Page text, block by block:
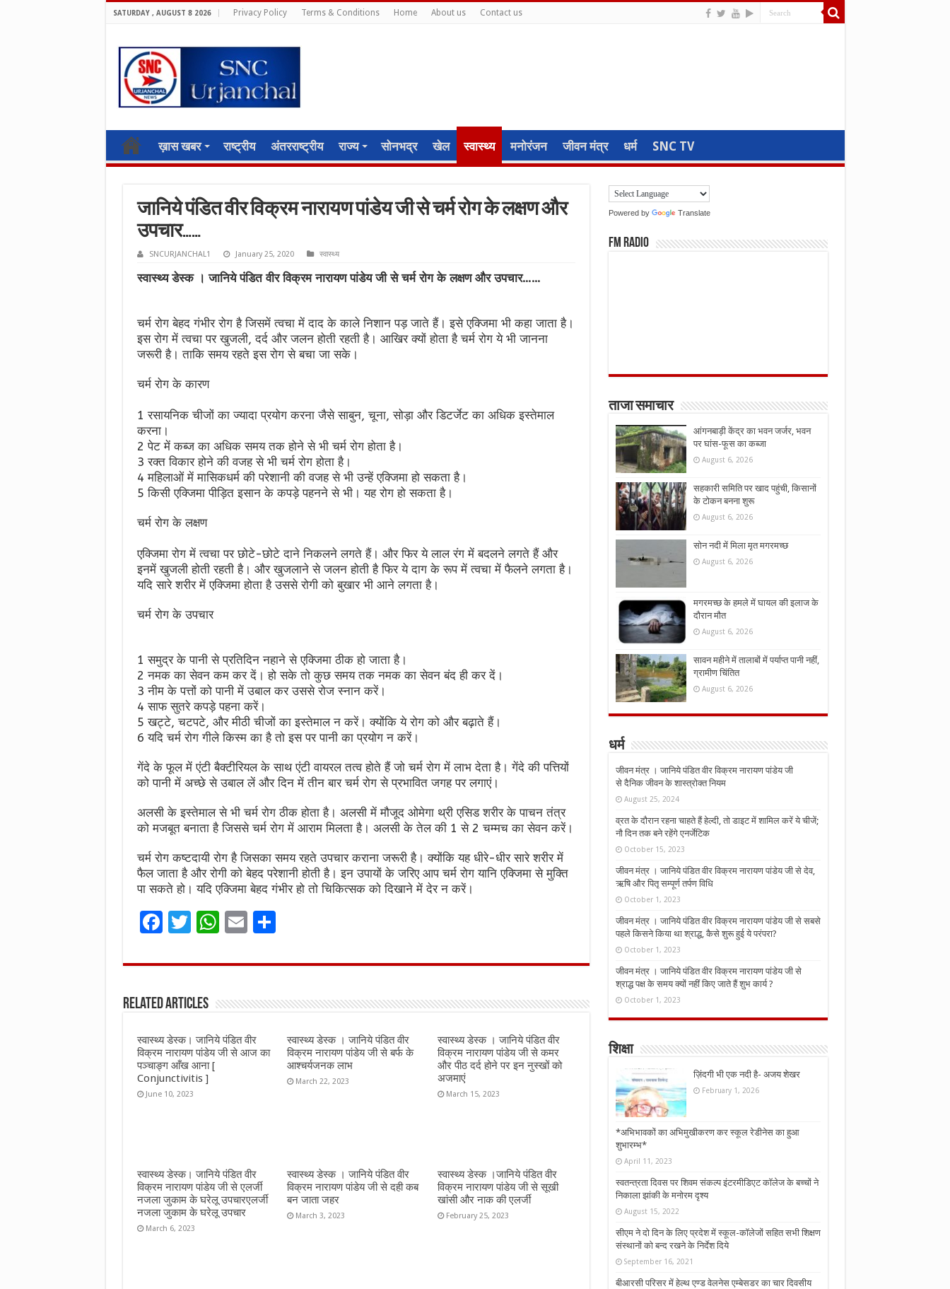
SATURDAY , AUGUST 8 2026 Privacy Policy Terms & Conditions Home About us Contact us
ख़ास खबर राष्ट्रीय अंतरराष्ट्रीय राज्य सोनभद्र खेल स्वास्थ्य मनोरंजन जीवन मंत्र धर्म SNC TV
जानिये पंडित वीर विक्रम नारायण पांडेय जी से चर्म रोग के लक्षण और
उपचार……
SNCURJANCHAL1 January 25, 2020 स्वास्थ्य
स्वास्थ्य डेस्क । जानिये पंडित वीर विक्रम नारायण पांडेय जी से चर्म रोग के लक्षण और उपचार……
चर्म रोग बेहद गंभीर रोग है जिसमें त्वचा में दाद के काले निशान पड़ जाते हैं। इसे एक्जिमा भी कहा जाता है।
इस रोग में त्वचा पर खुजली, दर्द और जलन होती रहती है। आखिर क्यों होता है चर्म रोग ये भी जानना
जरूरी है। ताकि समय रहते इस रोग से बचा जा सके।
चर्म रोग के कारण
1 रसायनिक चीजों का ज्यादा प्रयोग करना जैसे साबुन, चूना, सोड़ा और डिटर्जेट का अधिक इस्तेमाल
करना।
2 पेट में कब्ज का अधिक समय तक होने से भी चर्म रोग होता है।
3 रक्त विकार होने की वजह से भी चर्म रोग होता है।
4 महिलाओं में मासिकधर्म की परेशानी की वजह से भी उन्हें एक्जिमा हो सकता है।
5 किसी एक्जिमा पीड़ित इसान के कपड़े पहनने से भी। यह रोग हो सकता है।
चर्म रोग के लक्षण
एक्जिमा रोग में त्वचा पर छोटे-छोटे दाने निकलने लगते हैं। और फिर ये लाल रंग में बदलने लगते हैं और
इनमें खुजली होती रहती है। और खुजलाने से जलन होती है फिर ये दाग के रूप में त्वचा में फैलने लगता है।
यदि सारे शरीर में एक्जिमा होता है उससे रोगी को बुखार भी आने लगता है।
चर्म रोग के उपचार
1 समुद्र के पानी से प्रतिदिन नहाने से एक्जिमा ठीक हो जाता है।
2 नमक का सेवन कम कर दें। हो सके तो कुछ समय तक नमक का सेवन बंद ही कर दें।
3 नीम के पत्तों को पानी में उबाल कर उससे रोज स्नान करें।
4 साफ सुतरे कपड़े पहना करें।
5 खट्टे, चटपटे, और मीठी चीजों का इस्तेमाल न करें। क्योंकि ये रोग को और बढ़ाते हैं।
6 यदि चर्म रोग गीले किस्म का है तो इस पर पानी का प्रयोग न करें।
गेंदे के फूल में एंटी बैक्टीरियल के साथ एंटी वायरल तत्व होते हैं जो चर्म रोग में लाभ देता है। गेंदे की पत्तियों
को पानी में अच्छे से उबाल लें और दिन में तीन बार चर्म रोग से प्रभावित जगह पर लगाएं।
अलसी के इस्तेमाल से भी चर्म रोग ठीक होता है। अलसी में मौजूद ओमेगा थ्री एसिड शरीर के पाचन तंत्र
को मजबूत बनाता है जिससे चर्म रोग में आराम मिलता है। अलसी के तेल की 1 से 2 चम्मच का सेवन करें।
चर्म रोग कष्टदायी रोग है जिसका समय रहते उपचार कराना जरूरी है। क्योंकि यह धीरे-धीर सारे शरीर में
फैल जाता है और रोगी को बेहद परेशानी होती है। इन उपायों के जरिए आप चर्म रोग यानि एक्जिमा से मुक्ति
पा सकते हो। यदि एक्जिमा बेहद गंभीर हो तो चिकित्सक को दिखाने में देर न करें।
F
ce
o
o
k
T
it
r
W
at
A
p
p
E
ai
S
ar
Related Articles
स्वास्थ्य डेस्क। जानिये पंडित वीर
विक्रम नारायण पांडेय जी से आज का
पञ्चाङ्ग आँख आना [
Conjunctivitis ]
June 10, 2023
स्वास्थ्य डेस्क । जानिये पंडित वीर
विक्रम नारायण पांडेय जी से बर्फ के
आश्चर्यजनक लाभ
March 22, 2023
स्वास्थ्य डेस्क । जानिये पंडित वीर
विक्रम नारायण पांडेय जी से कमर
और पीठ दर्द होने पर इन नुस्‍खों को
अजमाएं
March 15, 2023
स्वास्थ्य डेस्क। जानिये पंडित वीर
विक्रम नारायण पांडेय जी से एलर्जी
नजला जुकाम के घरेलू उपचारएलर्जी
नजला जुकाम के घरेलू उपचार
March 6, 2023
स्वास्थ्य डेस्क । जानिये पंडित वीर
विक्रम नारायण पांडेय जी से दही कब
बन जाता जहर
March 3, 2023
स्वास्थ्य डेस्क ।जानिये पंडित वीर
विक्रम नारायण पांडेय जी से सूखी
खांसी और नाक की एलर्जी
February 25, 2023
Powered by Translate
FM Radio
ताजा समाचार
आंगनबाड़ी केंद्र का भवन जर्जर, भवन
पर घांस-फूस का कब्जा
August 6, 2026
सहकारी समिति पर खाद पहुंची, किसानों
के टोकन बनना शुरू
August 6, 2026
सोन नदी में मिला मृत मगरमच्छ
August 6, 2026
मगरमच्छ के हमले में घायल की इलाज के
दौरान मौत
August 6, 2026
सावन महीने में तालाबों में पर्याप्त पानी नहीं,
ग्रामीण चिंतित
August 6, 2026
धर्म
जीवन मंत्र । जानिये पंडित वीर विक्रम नारायण पांडेय जी
से दैनिक जीवन के शास्त्रोक्त नियम
August 25, 2024
व्रत के दौरान रहना चाहते हैं हेल्दी, तो डाइट में शामिल करें ये चीजें;
नौ दिन तक बने रहेंगे एनर्जेटिक
October 15, 2023
जीवन मंत्र । जानिये पंडित वीर विक्रम नारायण पांडेय जी से देव,
ऋषि और पितृ सम्पूर्ण तर्पण विधि
October 1, 2023
जीवन मंत्र । जानिये पंडित वीर विक्रम नारायण पांडेय जी से सबसे
पहले किसने किया था श्राद्ध, कैसे शुरू हुई ये परंपरा?
October 1, 2023
जीवन मंत्र । जानिये पंडित वीर विक्रम नारायण पांडेय जी से
श्राद्ध पक्ष के समय क्यों नहीं किए जाते हैं शुभ कार्य ?
October 1, 2023
शिक्षा
ज़िंदगी भी एक नदी है- अजय शेखर
February 1, 2026
*अभिभावकों का अभिमुखीकरण कर स्कूल रेडीनेस का हुआ
शुभारम्भ*
April 11, 2023
स्वतन्त्रता दिवस पर शिवम संकल्प इंटरमीडिएट कॉलेज के बच्चों ने
निकाला झांकी के मनोरम दृश्य
August 15, 2022
सीएम ने दो दिन के लिए प्रदेश में स्कूल-कॉलेजों सहित सभी शिक्षण
संस्थानों को बन्द रखने के निर्देश दिये
September 16, 2021
बीआरसी परिसर में हेल्थ एण्ड वेलनेस एम्बेसडर का चार दिवसीय